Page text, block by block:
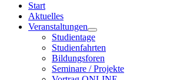
Start
Aktuelles
Veranstaltungen
Studientage
Studienfahrten
Bildungsforen
Seminare / Projekte